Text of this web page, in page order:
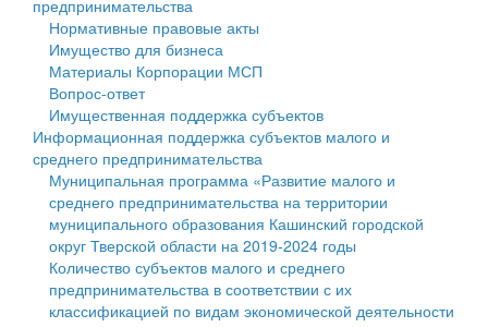
Государственные услуги
Промышленность и АПК
Экономика и бизнес
...
Символика
Устав
Гостям округа
Туризм
Культура
Образование
Здравоохранение
муниципального округа Тверской области
Администрация Кашинского муниципального округа
Тверской области
Управление сельскими территориями
Открытые данные
Работа с обращениями граждан
Муниципальный контроль
Финансовое управление
Бюджет для граждан
Имущество
Выявление правообладателей ранее учтенных
объектов недвижимости
Имущественная поддержка субъектов малого и
среднего предпринимательства
предпринимательства
Нормативные правовые акты
Имущество для бизнеса
Материалы Корпорации МСП
Вопрос-ответ
Имущественная поддержка субъектов
Информационная поддержка субъектов малого и
среднего предпринимательства
Муниципальная программа «Развитие малого и
среднего предпринимательства на территории
муниципального образования Кашинский городской
округ Тверской области на 2019-2024 годы
Количество субъектов малого и среднего
предпринимательства в соответствии с их
классификацией по видам экономической деятельности